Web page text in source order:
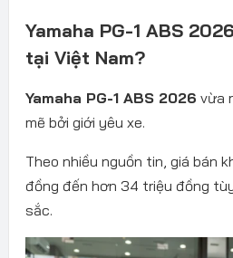
Yamaha PG-1 ABS
tại Việt Nam?
Yamaha PG-1 ABS 2026 vừa
mẽ bởi giới yêu xe.
Theo nhiều nguồn tin, giá bán
đồng đến hơn 34 triệu đồng
sắc.